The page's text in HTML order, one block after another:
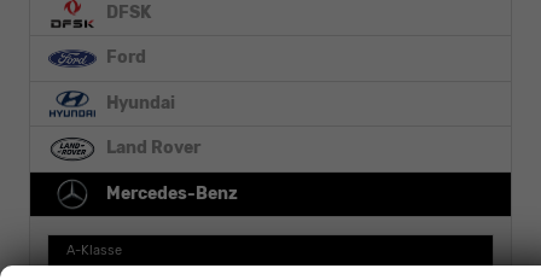
DFSK
Ford
Hyundai
Land Rover
Mercedes-Benz
A-Klasse